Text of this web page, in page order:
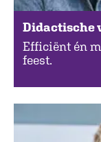
Didactische
Efficiënt én
feest.